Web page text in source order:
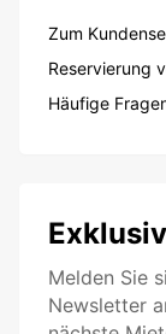
Zum
Reservierung
Häufige
Melden Sie
Newsletter